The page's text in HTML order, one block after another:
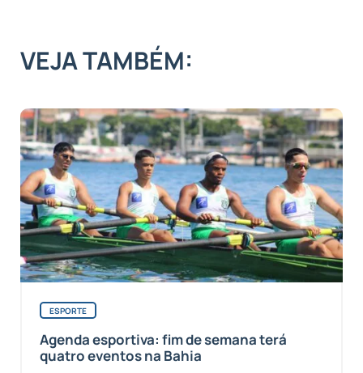
VEJA TAMBÉM:
ESPORTE
Agenda esportiva: fim de semana terá
quatro eventos na Bahia